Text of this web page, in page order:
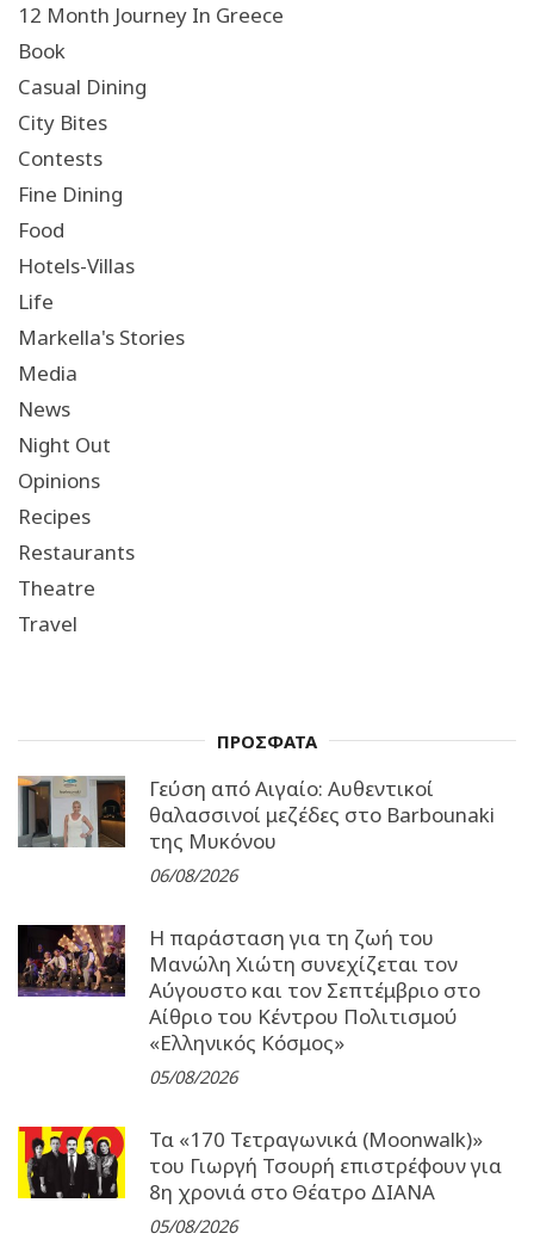
12 Month Journey In Greece
Book
Casual Dining
City Bites
Contests
Fine Dining
Food
Hotels-Villas
Life
Markella's Stories
Media
News
Night Out
Opinions
Recipes
Restaurants
Theatre
Travel
ΠΡΟΣΦΑΤΑ
Γεύση από Αιγαίο: Αυθεντικοί
θαλασσινοί μεζέδες στο Barbounaki
της Μυκόνου
06/08/2026
Η παράσταση για τη ζωή του
Μανώλη Χιώτη συνεχίζεται τον
Αύγουστο και τον Σεπτέμβριο στο
Αίθριο του Κέντρου Πολιτισμού
«Ελληνικός Κόσμος»
05/08/2026
Τα «170 Τετραγωνικά (Moonwalk)»
του Γιωργή Τσουρή επιστρέφουν για
8η χρονιά στο Θέατρο ΔΙΑΝΑ
05/08/2026